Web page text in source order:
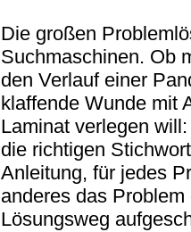
Die großen
Suchmaschinen. Ob
den Verlauf einer
klaffende Wunde mit
Laminat verlegen
die richtigen
Anleitung, für jedes
anderes das
Lösungsweg